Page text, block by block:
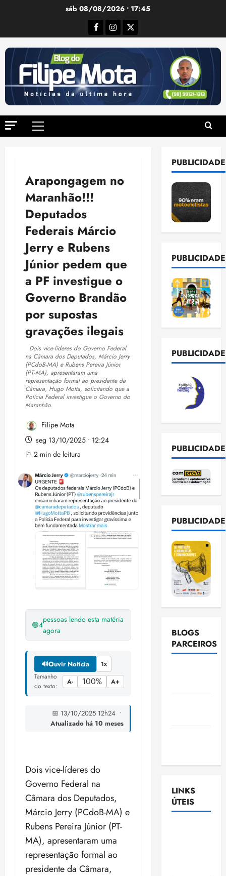
sáb 08/08/2026 • 17:45
Facebook
Instagram
Twitter
Menu
Arapongagem no
Maranhão!!!
Deputados
Federais Márcio
Jerry e Rubens
Júnior pedem que
a PF investigue o
Governo Brandão
por supostas
gravações ilegais
Dois vice-líderes do Governo Federal
na Câmara dos Deputados, Márcio Jerry
(PCdoB-MA) e Rubens Pereira Júnior
(PT-MA), apresentaram uma
representação formal ao presidente da
Câmara, Hugo Motta, solicitando que a
Polícia Federal investigue o Governo do
Maranhão.
Filipe Mota
seg 13/10/2025 • 12:24
⚐ 2 min de leitura
🟢4
pessoas lendo esta matéria
agora
🔊Ouvir Notícia 1x
Tamanho
do texto:
A- 100% A+
📅 13/10/2025 12h24 •
Atualizado há 10 meses
Dois vice-líderes do
Governo Federal na
Câmara dos Deputados,
Márcio Jerry (PCdoB-MA) e
Rubens Pereira Júnior (PT-
MA), apresentaram uma
representação formal ao
presidente da Câmara,
PUBLICIDADE
PUBLICIDADE
PUBLICIDADE
PUBLICIDADE
PUBLICIDADE
BLOGS
PARCEIROS
LINKS
ÚTEIS